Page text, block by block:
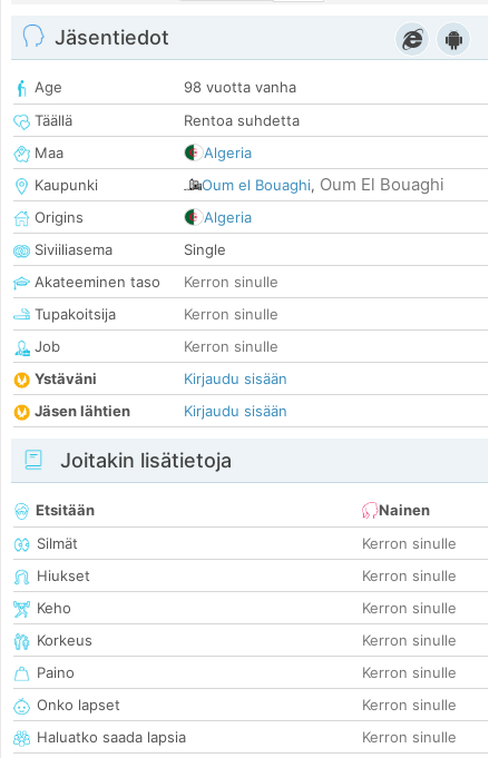
Jäsentiedot
Age
98 vuotta vanha
Täällä
Rentoa suhdetta
Maa
Algeria
Kaupunki
Oum el Bouaghi, Oum El Bouaghi
Origins
Algeria
Siviiliasema
Single
Akateeminen taso
Kerron sinulle
Tupakoitsija
Kerron sinulle
Job
Kerron sinulle
Ystäväni
Kirjaudu sisään
Jäsen lähtien
Kirjaudu sisään
Joitakin lisätietoja
Etsitään
Nainen
Silmät
Kerron sinulle
Hiukset
Kerron sinulle
Keho
Kerron sinulle
Korkeus
Kerron sinulle
Paino
Kerron sinulle
Onko lapset
Kerron sinulle
Haluatko saada lapsia
Kerron sinulle